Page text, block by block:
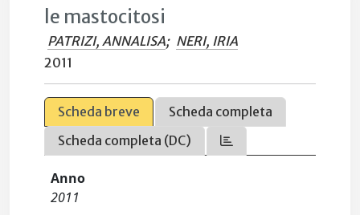
le mastocitosi
PATRIZI, ANNALISA; NERI, IRIA
2011
Scheda breve
Scheda completa
Scheda completa (DC)
Anno
2011